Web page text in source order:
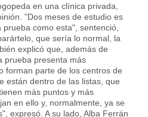
en una clínica privada,
"Dos meses de estudio es
como esta", sentenció,
que sería lo normal, la
explicó que, además de
prueba presenta más
forman parte de los centros de
están dentro de las listas, que
más puntos y más
en ello y, normalmente, ya se
expresó. A su lado, Alba Ferrán